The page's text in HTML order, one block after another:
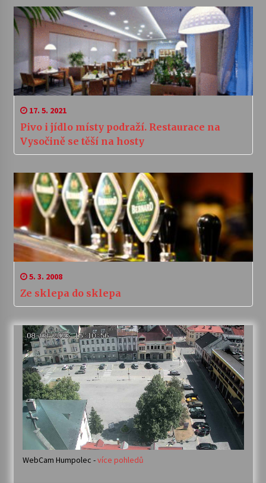
17. 5. 2021
Pivo i jídlo místy podraží. Restaurace na
Vysočině se těší na hosty
5. 3. 2008
Ze sklepa do sklepa
WebCam Humpolec -více pohledů